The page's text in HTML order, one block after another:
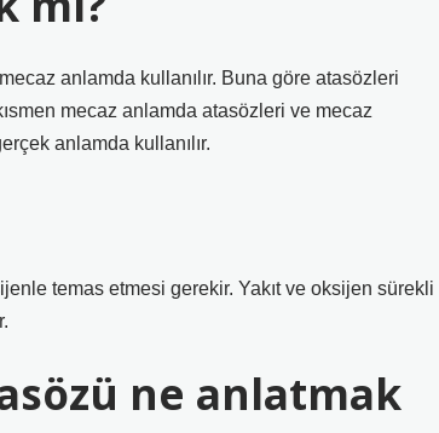
anlamda kullanılır. Buna göre atasözleri
mecaz anlamda atasözleri ve mecaz
anlamda kullanılır.
temas etmesi gerekir. Yakıt ve oksijen sürekli
ne anlatmak